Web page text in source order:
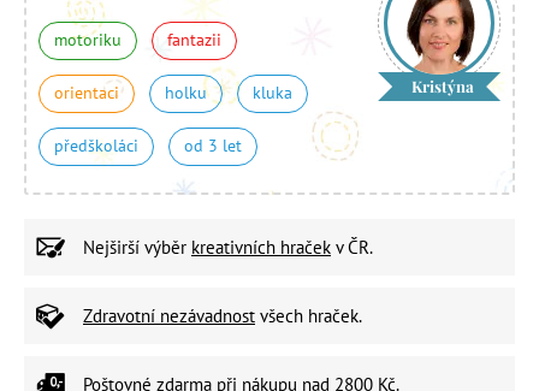
motoriku fantazii
orientaci holku kluka
předškoláci od 3 let
Kristýna
Nejširší výběr kreativních hraček v ČR.
Zdravotní nezávadnost všech hraček.
Poštovné zdarma při nákupu nad 2800 Kč.